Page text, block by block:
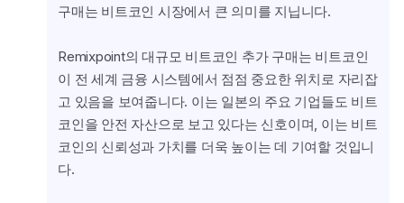
구매는 비트코인 시장에서 큰 의미를 지닙니다.
Remixpoint의 대규모 비트코인 추가 구매는 비트코인
이 전 세계 금융 시스템에서 점점 중요한 위치로 자리잡
고 있음을 보여줍니다. 이는 일본의 주요 기업들도 비트
코인을 안전 자산으로 보고 있다는 신호이며, 이는 비트
코인의 신뢰성과 가치를 더욱 높이는 데 기여할 것입니
다.